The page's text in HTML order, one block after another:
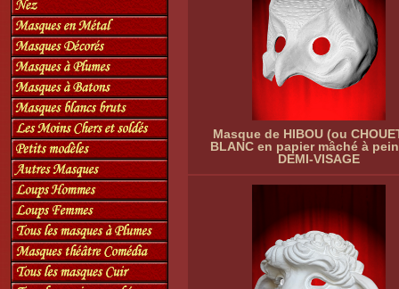
Masque de HIBOU (ou
BLANC en papier mâché à
DEMI-VISAGE